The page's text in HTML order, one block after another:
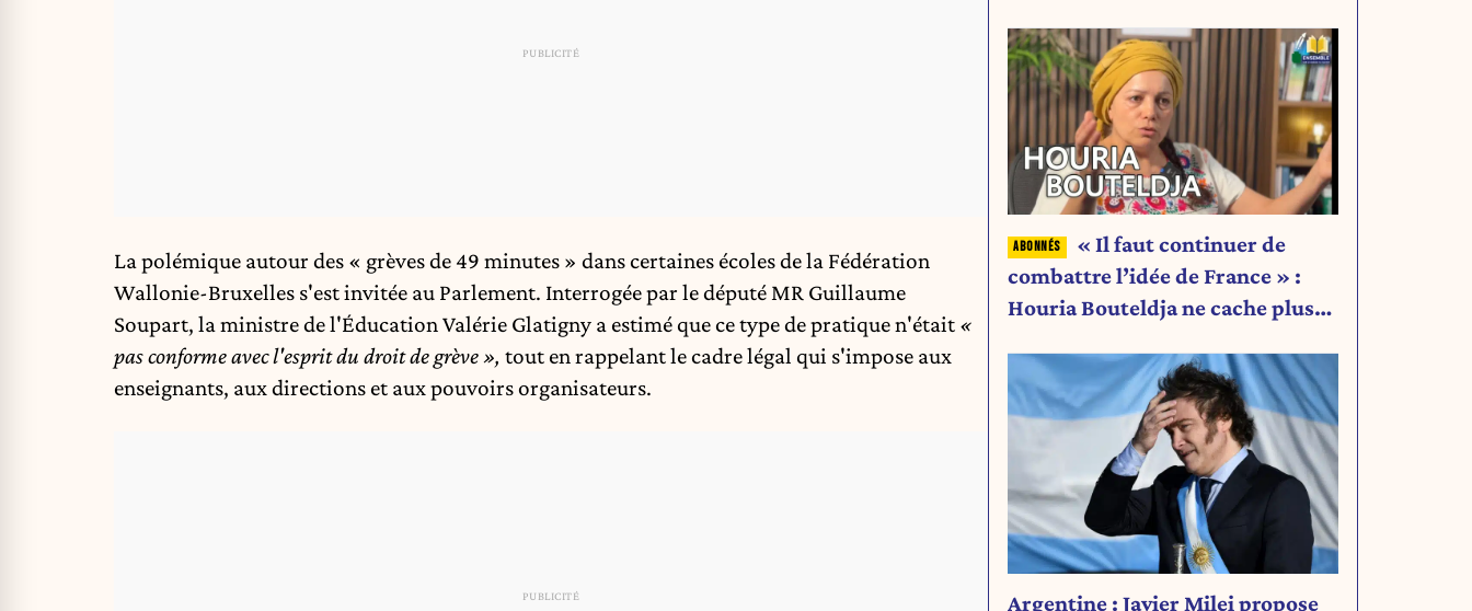
La polémique autour des « grèves de 49 minutes » dans certaines écoles de la Fédération
Wallonie-Bruxelles s'est invitée au Parlement. Interrogée par le député MR Guillaume
Soupart, la ministre de l'Éducation Valérie Glatigny a estimé que ce type de pratique n'était «
pas conforme avec l'esprit du droit de grève », tout en rappelant le cadre légal qui s'impose aux
enseignants, aux directions et aux pouvoirs organisateurs.
« Il faut continuer de
combattre l’idée de France » :
Houria Bouteldja ne cache plus
Argentine : Javier Milei propose